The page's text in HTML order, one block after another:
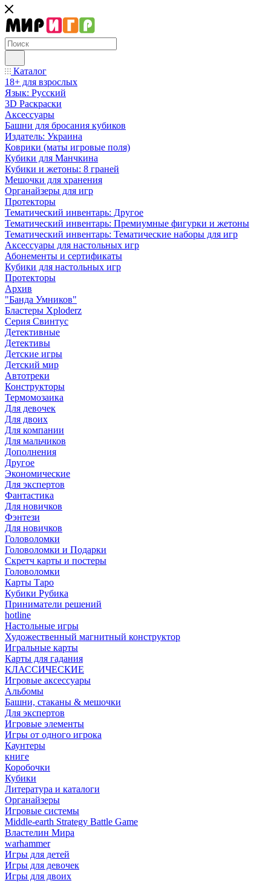
Каталог
18+ для взрослых
Язык: Русский
3D Раскраски
Аксессуары
Башни для бросания кубиков
Издатель: Украина
Коврики (маты игровые поля)
Кубики для Манчкина
Кубики и жетоны: 8 граней
Мешочки для хранения
Органайзеры для игр
Протекторы
Тематический инвентарь: Другое
Тематический инвентарь: Премиумные фигурки и жетоны
Тематический инвентарь: Тематические наборы для игр
Аксессуары для настольных игр
Абонементы и сертификаты
Кубики для настольных игр
Протекторы
Архив
"Банда Умников"
Бластеры Xploderz
Cерия Свинтус
Детективные
Детективы
Детские игры
Детский мир
Автотреки
Конструкторы
Термомозаика
Для девочек
Для двоих
Для компании
Для мальчиков
Дополнения
Другое
Экономические
Для экспертов
Фантастика
Для новичков
Фэнтези
Для новичков
Головоломки
Головоломки и Подарки
Cкретч карты и постеры
Головоломки
Карты Таро
Кубики Рубика
Приниматели решений
hotline
Настольные игры
Художественный магнитный конструктор
Игральные карты
Карты для гадания
КЛАССИЧЕСКИЕ
Игровые аксессуары
Альбомы
Башни, стаканы & мешочки
Для экспертов
Игровые элементы
Игры от одного игрока
Каунтеры
книге
Коробочки
Кубики
Литература и каталоги
Органайзеры
Игровые системы
Middle-earth Strategy Battle Game
Властелин Мира
warhammer
Игры для детей
Игры для девочек
Игры для двоих